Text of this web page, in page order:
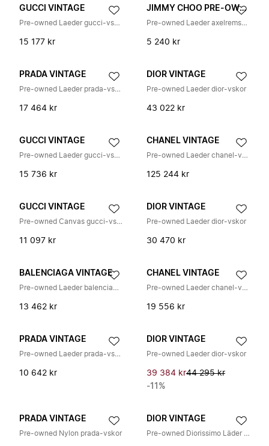
GUCCI VINTAGE
Pre-owned Laeder gucci-vskor
15 177 kr
JIMMY CHOO PRE-OWNED
Pre-owned Laeder axelremsvskor
5 240 kr
PRADA VINTAGE
Pre-owned Laeder prada-vskor
17 464 kr
DIOR VINTAGE
Pre-owned Laeder dior-vskor
43 022 kr
GUCCI VINTAGE
Pre-owned Laeder gucci-vskor
15 736 kr
CHANEL VINTAGE
Pre-owned Laeder chanel-vskor
125 244 kr
GUCCI VINTAGE
Pre-owned Canvas gucci-vskor
11 097 kr
DIOR VINTAGE
Pre-owned Laeder dior-vskor
30 470 kr
BALENCIAGA VINTAGE
Pre-owned Laeder balenciaga-vskor
13 462 kr
CHANEL VINTAGE
Pre-owned Laeder chanel-vskor
19 556 kr
PRADA VINTAGE
Pre-owned Laeder prada-vskor
10 642 kr
DIOR VINTAGE
Pre-owned Laeder dior-vskor
39 384 kr44 295 kr
-11%
PRADA VINTAGE
Pre-owned Nylon prada-vskor
DIOR VINTAGE
Pre-owned Diorissimo Läder 2way Bag